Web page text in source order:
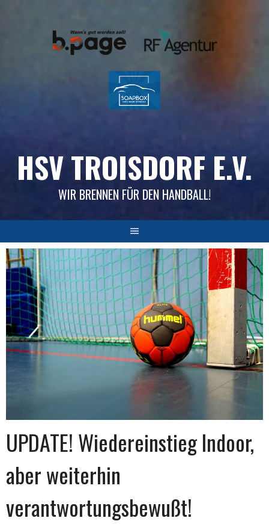
HSV TROISDORF E.V.
WIR BRENNEN FÜR DEN HANDBALL!
UPDATE! Wiedereinstieg Indoor,
aber weiterhin
verantwortungsbewußt!